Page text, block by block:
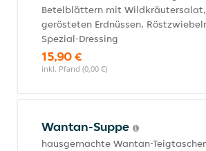
Betelblättern mit Wildkräutersalat,
gerösteten Erdnüssen,
Spezial-Dressing
15,90 €
inkl. Pfand (0,00 €)
Wantan-Suppe
hausgemachte Wantan-